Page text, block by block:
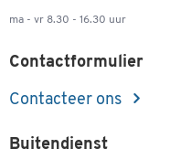
ma - vr 8.30 - 16.30 uur
Contactformulier
Contacteer ons
Buitendienst